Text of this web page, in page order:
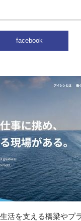
facebook
活を支える橋梁や